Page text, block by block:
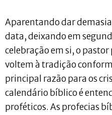
Aparentando dar
data, deixando em
celebração em si, o pastor
voltem à tradição
principal razão para os
calendário bíblico é
proféticos. As profecias